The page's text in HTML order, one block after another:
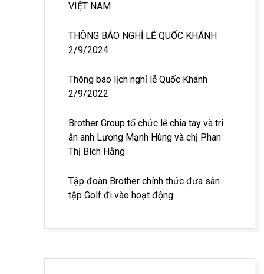
VIỆT NAM
THÔNG BÁO NGHỈ LỄ QUỐC KHÁNH
2/9/2024
Thông báo lịch nghỉ lễ Quốc Khánh
2/9/2022
Brother Group tổ chức lễ chia tay và tri
ân anh Lương Mạnh Hùng và chị Phan
Thị Bích Hằng
Tập đoàn Brother chính thức đưa sân
tập Golf đi vào hoạt động